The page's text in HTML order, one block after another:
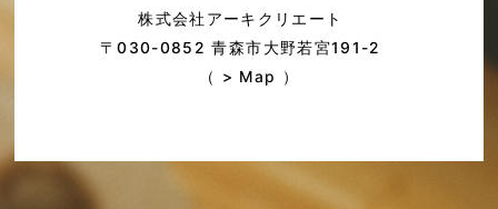
株式会社アーキクリエート
〒030-0852 青森市大野若宮191-2
（ > Map ）